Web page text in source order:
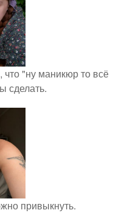
"ну маникюр то всё
сделать.
привыкнуть.